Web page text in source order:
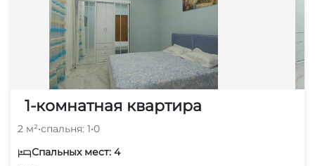
1-комнатная квартира
2 м²•спальня: 1•0
Спальных мест: 4